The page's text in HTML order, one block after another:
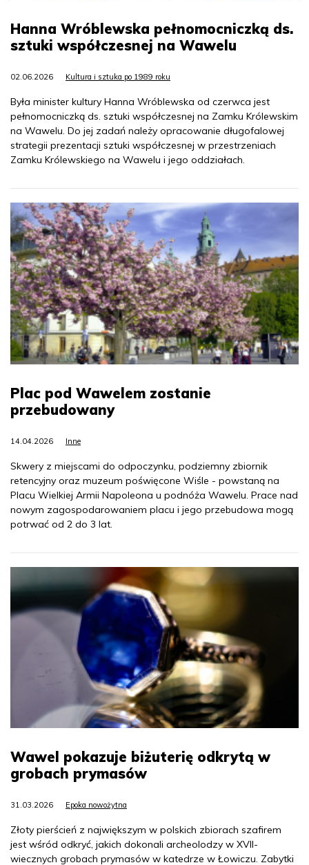
Hanna Wróblewska pełnomocniczką ds.
sztuki współczesnej na Wawelu
02.06.2026 Kultura i sztuka po 1989 roku
Była minister kultury Hanna Wróblewska od czerwca jest
pełnomocniczką ds. sztuki współczesnej na Zamku Królewskim
na Wawelu. Do jej zadań należy opracowanie długofalowej
strategii prezentacji sztuki współczesnej w przestrzeniach
Zamku Królewskiego na Wawelu i jego oddziałach.
Plac pod Wawelem zostanie
przebudowany
14.04.2026 Inne
Skwery z miejscami do odpoczynku, podziemny zbiornik
retencyjny oraz muzeum poświęcone Wiśle - powstaną na
Placu Wielkiej Armii Napoleona u podnóża Wawelu. Prace nad
nowym zagospodarowaniem placu i jego przebudowa mogą
potrwać od 2 do 3 lat.
Wawel pokazuje biżuterię odkrytą w
grobach prymasów
31.03.2026 Epoka nowożytna
Złoty pierścień z największym w polskich zbiorach szafirem
jest wśród odkryć, jakich dokonali archeolodzy w XVII-
wiecznych grobach prymasów w katedrze w Łowiczu. Zabytki